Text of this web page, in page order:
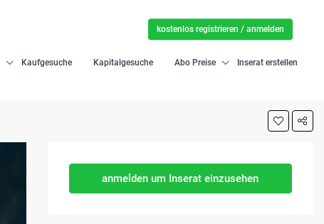
Kaufgesuche Kapitalgesuche Abo Preise Inserat erstellen
kostenlos registrieren / anmelden
anmelden um Inserat einzusehen